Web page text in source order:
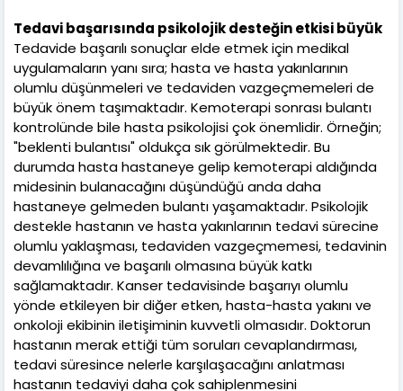
Tedavi başarısında psikolojik desteğin etkisi büyük
Tedavide başarılı sonuçlar elde etmek için medikal
uygulamaların yanı sıra; hasta ve hasta yakınlarının
olumlu düşünmeleri ve tedaviden vazgeçmemeleri de
büyük önem taşımaktadır. Kemoterapi sonrası bulantı
kontrolünde bile hasta psikolojisi çok önemlidir. Örneğin;
"beklenti bulantısı" oldukça sık görülmektedir. Bu
durumda hasta hastaneye gelip kemoterapi aldığında
midesinin bulanacağını düşündüğü anda daha
hastaneye gelmeden bulantı yaşamaktadır. Psikolojik
destekle hastanın ve hasta yakınlarının tedavi sürecine
olumlu yaklaşması, tedaviden vazgeçmemesi, tedavinin
devamlılığına ve başarılı olmasına büyük katkı
sağlamaktadır. Kanser tedavisinde başarıyı olumlu
yönde etkileyen bir diğer etken, hasta-hasta yakını ve
onkoloji ekibinin iletişiminin kuvvetli olmasıdır. Doktorun
hastanın merak ettiği tüm soruları cevaplandırması,
tedavi süresince nelerle karşılaşacağını anlatması
hastanın tedaviyi daha çok sahiplenmesini